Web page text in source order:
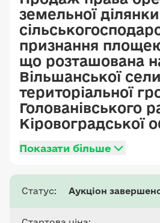
земельної ділянки
признання
що розташована
Вільшанської
територіальної
Голованівського
Кіровоградської
Показати більше
Статус: Аукціон